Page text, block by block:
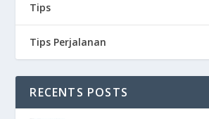
Tips
Tips Perjalanan
RECENTS POSTS